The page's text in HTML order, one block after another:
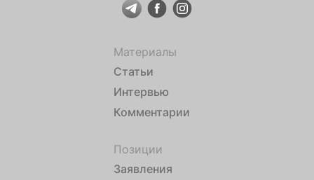
Материалы
Статьи
Интервью
Комментарии
Позиции
Заявления